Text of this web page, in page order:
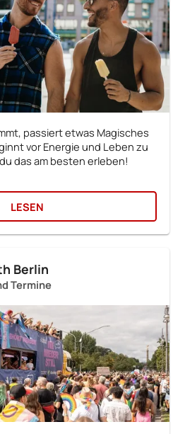
passiert etwas Magisches
vor Energie und Leben zu
das am besten erleben!
LESEN
Berlin
Termine